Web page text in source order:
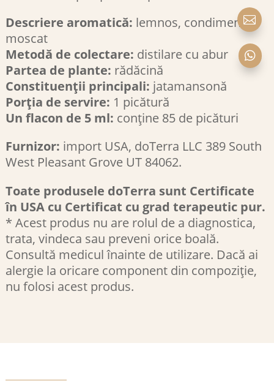
Descriere aromatică: lemnos, condimentat,
moscat
Metodă de colectare: distilare cu abur
Partea de plante: rădăcină
Constituenții principali: jatamansonă
Porția de servire: 1 picătură
Un flacon de 5 ml: conține 85 de picături
Furnizor: import USA, doTerra LLC 389 South
West Pleasant Grove UT 84062.
Toate produsele doTerra sunt Certificate
în USA cu Certificat cu grad terapeutic pur.
* Acest produs nu are rolul de a diagnostica,
trata, vindeca sau preveni orice boală.
Consultă medicul înainte de utilizare. Dacă ai
alergie la oricare component din compoziție,
nu folosi acest produs.

